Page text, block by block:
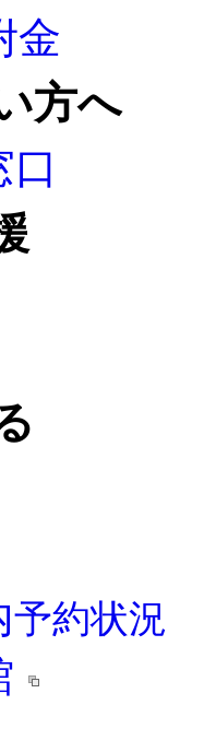
金
方へ
口
予約状況